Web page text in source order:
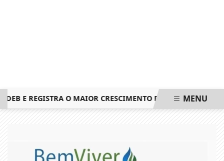
E REGISTRA O MAIOR CRESCIMENTO DO ESTADO DO RIO DE
MENU